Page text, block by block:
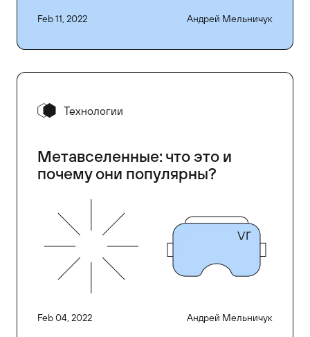
Feb 11, 2022 Андрей Мельничук
Технологии
Метавселенные: что это и
почему они популярны?
Feb 04, 2022 Андрей Мельничук